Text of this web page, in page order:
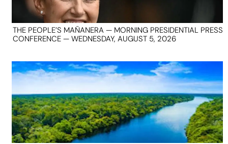
THE PEOPLE’S MAÑANERA — MORNING PRESIDENTIAL PRESS
CONFERENCE — WEDNESDAY, AUGUST 5, 2026